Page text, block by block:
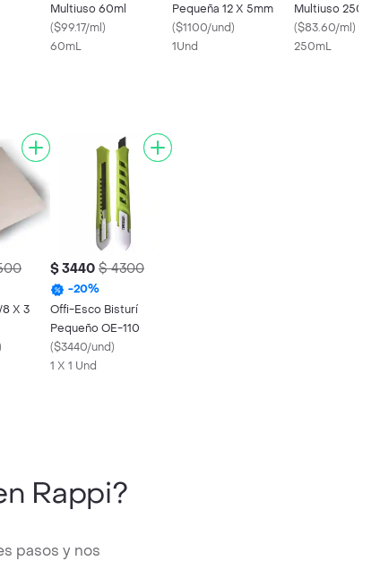
Multiuso 60ml
($99.17/ml)
60mL
Pequeña 12 X 5mm
($1100/und)
1Und
Multiuso 250ml
($83.60/ml)
250mL
X 3
$ 3440 $ 4300
-20%
Offi-Esco Bisturí
Pequeño OE-110
($3440/und)
1 X 1 Und
Rappi?
pasos y nos